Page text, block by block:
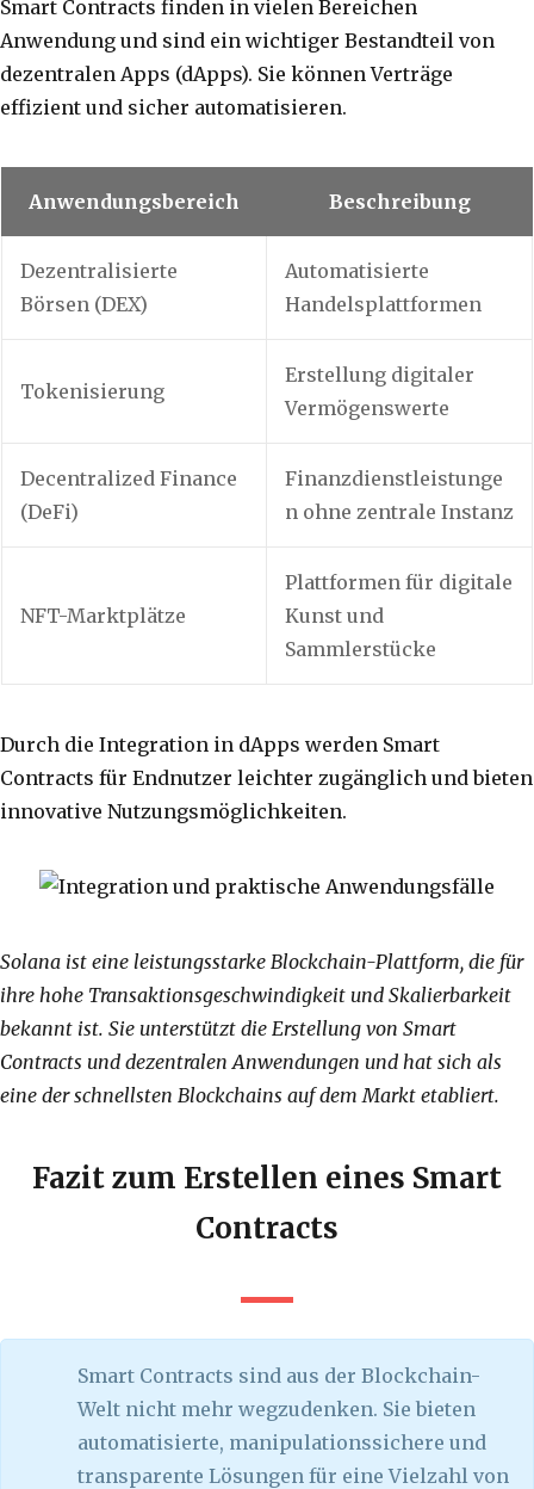
Smart Contracts finden in vielen Bereichen
Anwendung und sind ein wichtiger Bestandteil von
dezentralen Apps (dApps). Sie können Verträge
effizient und sicher automatisieren.
Anwendungsbereich Beschreibung
Dezentralisierte
Börsen (DEX)
Automatisierte
Handelsplattformen
Tokenisierung
Erstellung digitaler
Vermögenswerte
Decentralized Finance
(DeFi)
Finanzdienstleistunge
n ohne zentrale Instanz
NFT-Marktplätze
Plattformen für digitale
Kunst und
Sammlerstücke
Durch die Integration in dApps werden Smart
Contracts für Endnutzer leichter zugänglich und bieten
innovative Nutzungsmöglichkeiten.
Solana ist eine leistungsstarke Blockchain-Plattform, die für
ihre hohe Transaktionsgeschwindigkeit und Skalierbarkeit
bekannt ist. Sie unterstützt die Erstellung von Smart
Contracts und dezentralen Anwendungen und hat sich als
eine der schnellsten Blockchains auf dem Markt etabliert.
Fazit zum Erstellen eines Smart
Contracts
Smart Contracts sind aus der Blockchain-
Welt nicht mehr wegzudenken. Sie bieten
automatisierte, manipulationssichere und
transparente Lösungen für eine Vielzahl von